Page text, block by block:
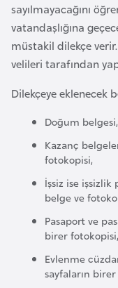
sayılmayacağını
vatandaşlığına
müstakil dilekçe
velileri tarafından
Dilekçeye eklenecek
Doğum belgesi,
Kazanç
fotokopisi,
İşsiz ise işsizlik
belge ve
Pasaport ve
birer fotokopisi,
Evlenme
sayfaların
E
r
m
n